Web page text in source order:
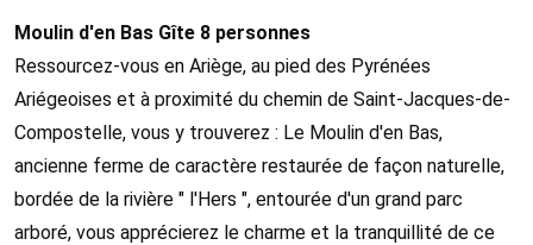
Moulin d'en Bas Gîte 8 personnes
Ressourcez-vous en Ariège, au pied des Pyrénées
Ariégeoises et à proximité du chemin de Saint-Jacques-de-
Compostelle, vous y trouverez : Le Moulin d'en Bas,
ancienne ferme de caractère restaurée de façon naturelle,
bordée de la rivière " l'Hers ", entourée d'un grand parc
arboré, vous apprécierez le charme et la tranquillité de ce